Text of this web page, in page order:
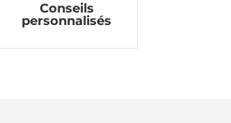
Conseils
personnalisés